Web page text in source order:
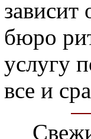
бюро
услугу
все и